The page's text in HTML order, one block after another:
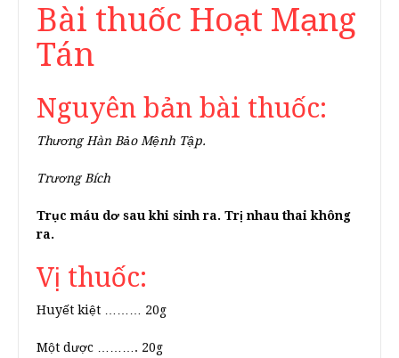
Bài thuốc Hoạt Mạng
Tán
Nguyên bản bài thuốc:
Thương Hàn Bảo Mệnh Tập.
Trương Bích
Trục máu dơ sau khi sinh ra. Trị nhau thai không
ra.
Vị thuốc:
Huyết kiệt ……… 20g
Một dược ………. 20g